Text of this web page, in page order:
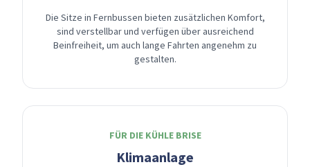
Die Sitze in Fernbussen bieten zusätzlichen Komfort,
sind verstellbar und verfügen über ausreichend
Beinfreiheit, um auch lange Fahrten angenehm zu
gestalten.
FÜR DIE KÜHLE BRISE
Klimaanlage